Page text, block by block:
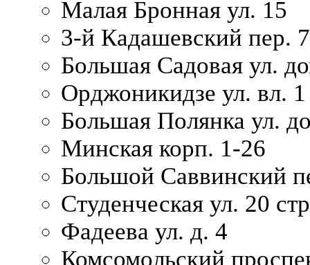
Малая Бронная ул. 15
3-й Кадашевский пер.
Большая Садовая ул.
Орджоникидзе ул. вл. 1
Большая Полянка ул.
Минская корп. 1-26
Большой Саввинский
Студенческая ул. 20
Фадеева ул. д. 4
Комсомольский